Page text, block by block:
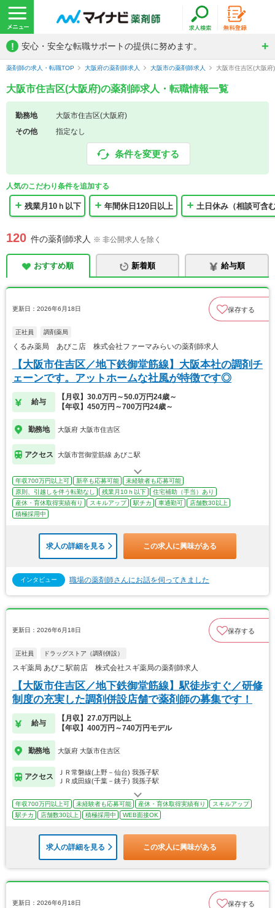
! 安心・安全な転職サポートの提供に努めます。
薬剤師の求人・転職TOP 大阪府の薬剤師求人 大阪市の薬剤師求人 大阪市住吉区(大阪
大阪市住吉区(大阪府)の薬剤師求人・転職情報一覧
勤務地
大阪市住吉区(大阪府)
その他
指定なし
条件を変更する
人気のこだわり条件を追加する
残業月10ｈ以下 年間休日120日以上 土日休み（相談可含
120 件の薬剤師求人 ※ 非公開求人を除く
おすすめ順 新着順 給与順
更新日：2026年6月18日 保存する
正社員 調剤薬局
くるみ薬局 あびこ店 株式会社ファーマみらいの薬剤師求人
【大阪市住吉区／地下鉄御堂筋線】大阪本社の調剤チ
ェーンです。アットホームな社風が特徴です◎
給与
【月収】30.0万円～50.0万円24歳～
【年収】450万円～700万円24歳～
勤務地 大阪府 大阪市住吉区
アクセス 大阪市営御堂筋線 あびこ駅
年収700万円以上可 新卒も応募可能
未経験者も応募可能
原則、引越しを伴う転勤なし
残業月10ｈ以下
住宅補助（手当）あり
産休・育休取得実績有り
スキルアップ 駅チカ 車通勤可
店舗数30以上
積極採用中
求人の詳細を見る この求人に興味がある
インタビュー 職場の薬剤師さんにお話を伺ってきました
更新日：2026年6月18日 保存する
正社員 ドラッグストア（調剤併設）
スギ薬局 あびこ駅前店 株式会社スギ薬局の薬剤師求人
【大阪市住吉区／地下鉄御堂筋線】駅徒歩すぐ／研修
制度の充実した調剤併設店舗で薬剤師の募集です！
給与
【月収】27.0万円以上
【年収】400万円～740万円モデル
勤務地 大阪府 大阪市住吉区
アクセス
ＪＲ常磐線(上野－仙台) 我孫子駅
ＪＲ成田線(千葉－銚子) 我孫子駅
年収700万円以上可 未経験者も応募可能 産休・育休取得実績有り
スキルアップ
駅チカ
店舗数30以上 積極採用中 WEB面接OK
求人の詳細を見る この求人に興味がある
更新日：2026年6月18日 保存する